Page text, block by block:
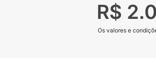
R$
Os valores e